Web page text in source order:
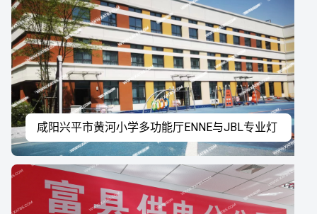
咸阳兴平市黄河小学多功能厅ENNE与JBL专业灯
光音响系统工程案例